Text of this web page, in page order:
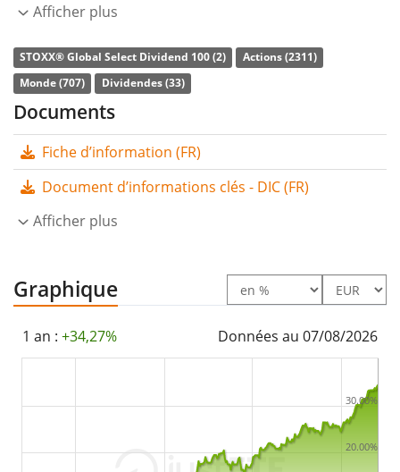
rendements de dividendes les plus élevés en Europe,
Des critères de qualité sont également appliqués lors
du processus de sélection.
p.a. . L'ETFreproduit synthétiquement
performance de l’indice sous-jacent au moyen d’un
investisseurs (une fois par trimestre).
Le Xtrackers STOXX Global Select Dividend 100 Swap
UCITS ETF 1D est un très grand ETF avec des actifs
Afficher plus
STOXX® Global Select Dividend 100 (2)
Actions (2311)
Monde (707)
Dividendes (33)
Documents
Fiche d’information (FR)
Document d’informations clés - DIC (FR)
Afficher plus
Graphique
1 an : +34,27% Données au 07/08/2026
20.00%
30.00%